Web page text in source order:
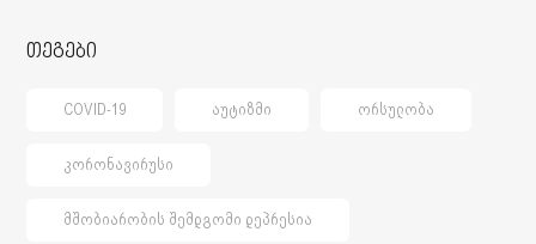
თეგები
COVID-19 ᲐᲣᲢᲘᲖᲛᲘ ᲝᲠᲡᲣᲚᲝᲑᲐ
ᲙᲝᲠᲝᲜᲐᲕᲘᲠᲣᲡᲘ
ᲛᲨᲝᲑᲘᲐᲠᲝᲑᲘᲡ ᲨᲔᲛᲓᲒᲝᲛᲘ ᲓᲔᲞᲠᲔᲡᲘᲐ